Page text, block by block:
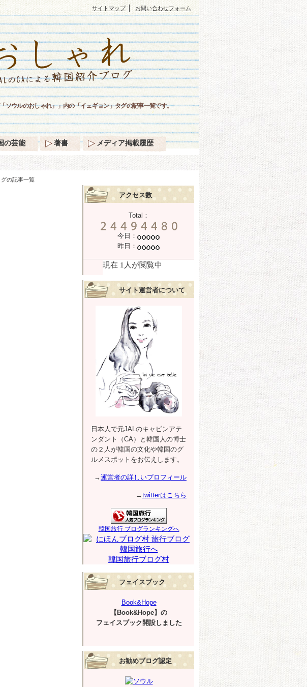
の記事一覧
アクセス数
Total：
今日：
昨日：
サイト運営者について
日本人で元JALのキャビンアテ
ンダント（CA）と韓国人の博士
の２人が韓国の文化や韓国のグ
ルメスポットをお伝えします。
→運営者の詳しいプロフィール
→twitterはこちら
韓国旅行 ブログランキングへ
韓国旅行ブログ村
フェイスブック
Book&Hope
【Book&Hope】の
フェイスブック開設しました
お勧めブログ認定
ソウルのおしゃれ」」内の「イェギョン」タグの記事一覧です。
サイトマップ｜ お問い合わせフォーム
の芸能 著書 メディア掲載履歴